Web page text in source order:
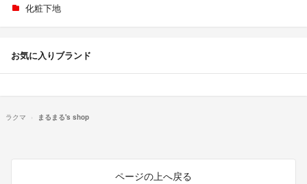
化粧下地
お気に入りブランド
ラクマ まるまる's shop
ページの上へ戻る